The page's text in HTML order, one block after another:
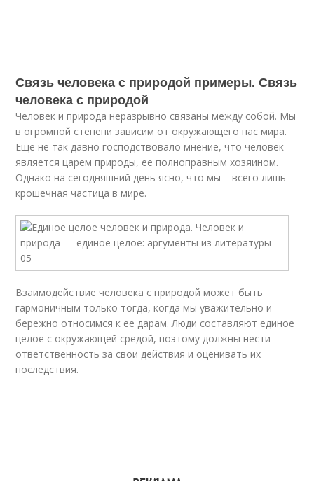
Связь человека с природой примеры. Связь
человека с природой
Человек и природа неразрывно связаны между собой. Мы
в огромной степени зависим от окружающего нас мира.
Еще не так давно господствовало мнение, что человек
является царем природы, ее полноправным хозяином.
Однако на сегодняшний день ясно, что мы – всего лишь
крошечная частица в мире.
Взаимодействие человека с природой может быть
гармоничным только тогда, когда мы уважительно и
бережно относимся к ее дарам. Люди составляют единое
целое с окружающей средой, поэтому должны нести
ответственность за свои действия и оценивать их
последствия.